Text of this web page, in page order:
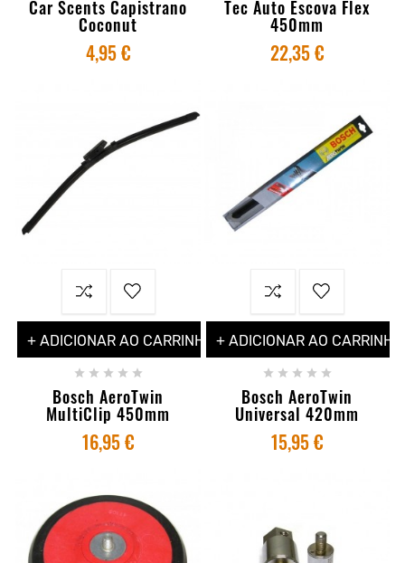
Car Scents Capistrano
Coconut
4,95 €
Tec Auto Escova Flex
450mm
22,35 €
+ ADICIONAR AO CARRINHO
    
Bosch AeroTwin
MultiClip 450mm
16,95 €
+ ADICIONAR AO CARRINHO
    
Bosch AeroTwin
Universal 420mm
15,95 €